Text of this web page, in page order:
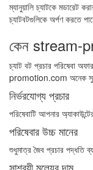
ম্যানুয়ালি চ্যাটকে মডারেট
চ্যাটবটগুলিকে অর্পণ করতে
কেন stream-
চ্যাট বট প্রচার পরিষেবা
promotion.com অনেক
নির্ভরযোগ্য প্রচার
পরিষেবাটি আপনার
পরিষেবার উচ্চ মানের
শুধুমাত্র জৈব প্রচার পদ্ধতি